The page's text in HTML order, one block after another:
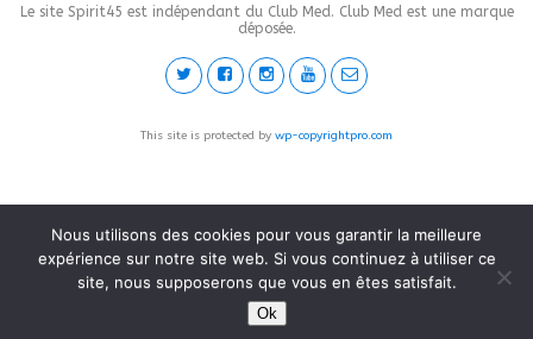
Le site Spirit45 est indépendant du Club Med. Club Med est une marque
déposée.
This site is protected by wp-copyrightpro.com
Nous utilisons des cookies pour vous garantir la meilleure
expérience sur notre site web. Si vous continuez à utiliser ce
site, nous supposerons que vous en êtes satisfait.
Ok